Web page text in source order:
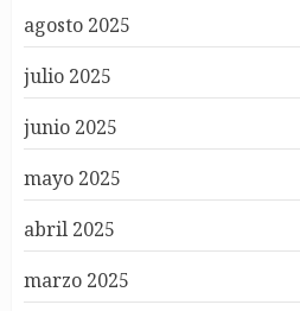
agosto 2025
julio 2025
junio 2025
mayo 2025
abril 2025
marzo 2025